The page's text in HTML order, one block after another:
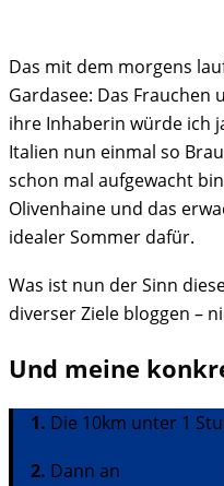
Das mit dem morgens
Gardasee: Das
ihre Inhaberin würde ich
Italien nun einmal so
schon mal aufgewacht
Olivenhaine und das
idealer Sommer dafür.
Was ist nun der Sinn
diverser Ziele bloggen –
Und meine
1. Die 10km unter 1
2. Dann an